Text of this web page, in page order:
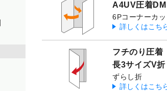
A4UV圧着DM
6Pコーナーカッ
詳しくはこち
フチのり圧着
長3サイズV折
ずらし折
詳しくはこち